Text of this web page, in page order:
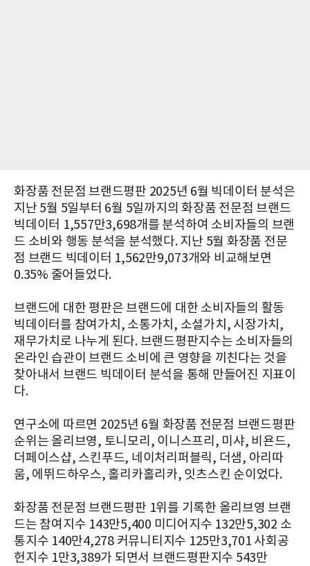
화장품 전문점 브랜드평판 2025년 6월 빅데이터 분석은
지난 5월 5일부터 6월 5일까지의 화장품 전문점 브랜드
빅데이터 1,557만3,698개를 분석하여 소비자들의 브랜
드 소비와 행동 분석을 분석했다. 지난 5월 화장품 전문
점 브랜드 빅데이터 1,562만9,073개와 비교해보면
0.35% 줄어들었다.
브랜드에 대한 평판은 브랜드에 대한 소비자들의 활동
빅데이터를 참여가치, 소통가치, 소셜가치, 시장가치,
재무가치로 나누게 된다. 브랜드평판지수는 소비자들의
온라인 습관이 브랜드 소비에 큰 영향을 끼친다는 것을
찾아내서 브랜드 빅데이터 분석을 통해 만들어진 지표이
다.
연구소에 따르면 ​2025년 6월 화장품 전문점 브랜드평판
순위는 올리브영, 토니모리, 이니스프리, 미샤, 비욘드,
더페이스샵, 스킨푸드, 네이처리퍼블릭, 더샘, 아리따
움, 에뛰드하우스, 홀리카홀리카, 잇츠스킨 순이었다.
화장품 전문점 브랜드평판 1위를 기록한 올리브영 브랜
드는 참여지수 143만5,400 미디어지수 132만5,302 소
통지수 140만4,278 커뮤니티지수 125만3,701 사회공
헌지수 1만3,389가 되면서 브랜드평판지수 543만